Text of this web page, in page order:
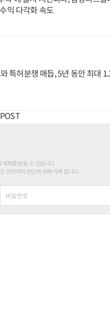
익 다각화 속도
특허분쟁 매듭, 5년 동안 최대
재를 받을 수 있습니다.
관리자의 판단에 의해 삭제 합니다.